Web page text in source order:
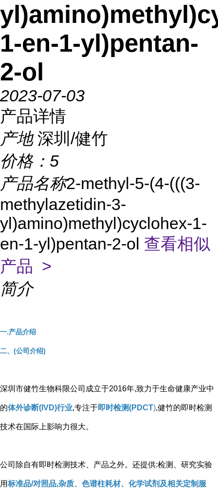
1-en-1-yl)pentan-
2-ol
2023-07-03
产品详情
产地 深圳/健竹
价格： 5
产品名称2-methyl-5-(4-(((3-
methylazetidin-3-
yl)amino)methyl)cyclohex-1-
en-1-yl)pentan-2-ol 查看相似
产品 >
简介
一.产品介绍
二、(公司介绍)
深圳市健竹生物科限公司成立于2016年,致力于生命健康产业中
的体外诊断(IVD)行业,专注于即时检测(PDCT),健竹的即时检测
技术在国际上影响力很大。
公司除自有即时检测技术、产品之外。还提供:检测、研究实验
用标准品/对照品,杂质、色谱柱耗材、化学试剂及相关定制服